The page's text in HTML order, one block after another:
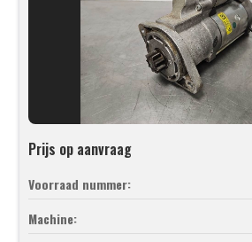
Prijs op aanvraag
Voorraad nummer:
Machine: